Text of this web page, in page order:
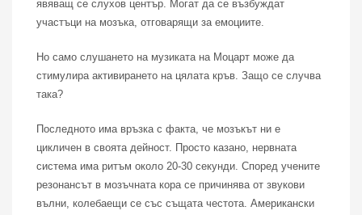
явяващ се слухов център. Могат да се възбуждат
участъци на мозъка, отговарящи за емоциите.
Но само слушането на музиката на Моцарт може да
стимулира активирането на цялата кръв. Защо се случва
така?
Последното има връзка с факта, че мозъкът ни е
цикличен в своята дейност. Просто казано, нервната
система има ритъм около 20-30 секунди. Според учените
резонансът в мозъчната кора се причинява от звукови
вълни, колебаещи се със същата честота. Американски